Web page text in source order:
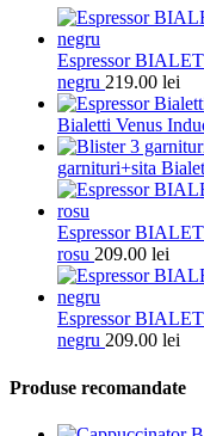
Espressor
negru 219.00 lei
Bialetti Venus
garnituri+sita
Espressor
rosu 209.00 lei
Espressor
negru 209.00 lei
Produse recomandate